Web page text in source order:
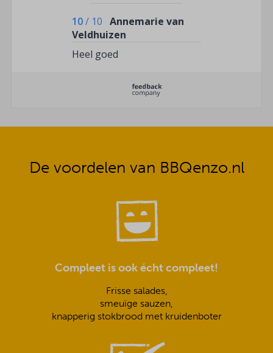
10/ 10 Annemarie van
Veldhuizen
Heel goed
De voordelen van BBQenzo.nl
Compleet is ook écht compleet!
Frisse salades,
smeuïge sauzen,
knapperig stokbrood met kruidenboter